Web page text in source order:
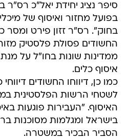
סיפר נציג יחידת יאל"כ רס"ר
בפועל מחזור ואיסוף של
בחוק". רס"ר זזון פירט ומסר
החשודים פסולת פלסטיק
ממדינות שונות בחו"ל על
איסוף כלים.
כמו כן, דיווחו החשודים
לשטחי הרשות הפלסטינית
האיסוף. "העבירות פוגעות
בישראל ומגלמות מסוכנות
הסביר הבכיר במשטרה.